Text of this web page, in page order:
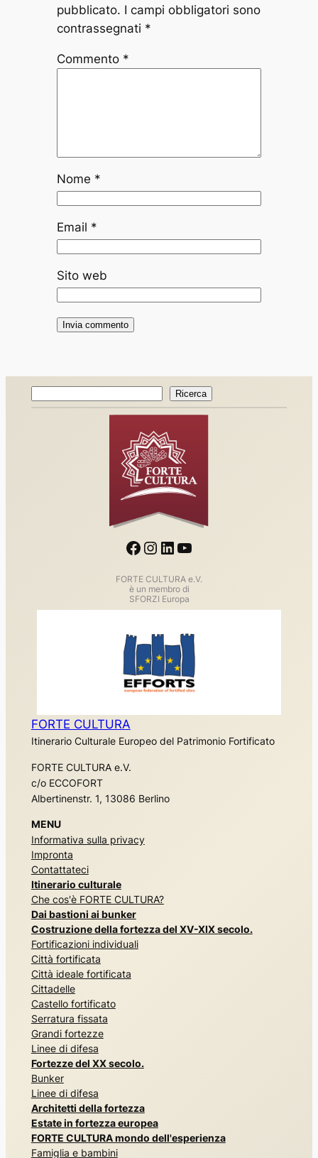
pubblicato. I campi obbligatori sono
contrassegnati *
Commento *
Nome *
Email *
Sito web
Ricerca
Facebook Instagram LinkedIn YouTube
FORTE CULTURA e.V.
è un membro di
SFORZI Europa
FORTE CULTURA
Itinerario Culturale Europeo del Patrimonio Fortificato
FORTE CULTURA e.V.
c/o ECCOFORT
Albertinenstr. 1, 13086 Berlino
MENU
Informativa sulla privacy
Impronta
Contattateci
Itinerario culturale
Che cos'è FORTE CULTURA?
Dai bastioni ai bunker
Costruzione della fortezza del XV-XIX secolo.
Fortificazioni individuali
Città fortificata
Città ideale fortificata
Cittadelle
Castello fortificato
Serratura fissata
Grandi fortezze
Linee di difesa
Fortezze del XX secolo.
Bunker
Linee di difesa
Architetti della fortezza
Estate in fortezza europea
FORTE CULTURA mondo dell'esperienza
Famiglia e bambini